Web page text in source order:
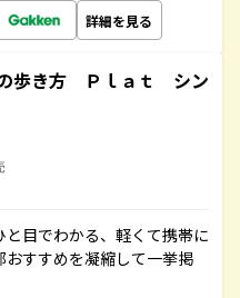
詳細を見る
歩き方 Ｐｌａｔ シン
目でわかる、軽くて携帯に
すすめを凝縮して一挙掲